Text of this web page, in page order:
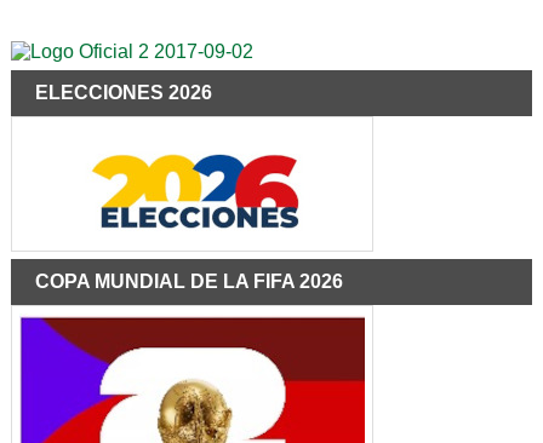
ELECCIONES 2026
COPA MUNDIAL DE LA FIFA 2026